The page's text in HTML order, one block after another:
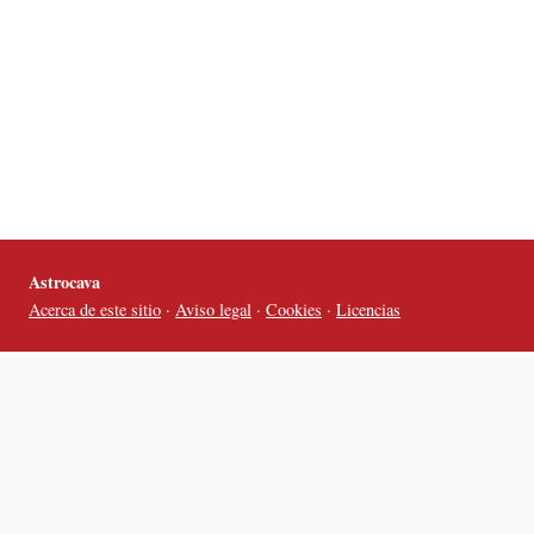
Astrocava
Acerca de este sitio · Aviso legal · Cookies · Licencias